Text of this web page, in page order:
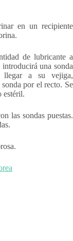
en un recipiente
de lubricante a
una sonda
llegar a su vejiga,
por el recto. Se
estéril.
las sondas puestas.